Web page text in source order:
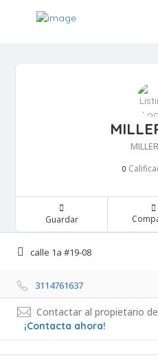
0
Guardar
calle 1a #19-08
3114761637
Contactar al propietario
¡Contacta ahora!